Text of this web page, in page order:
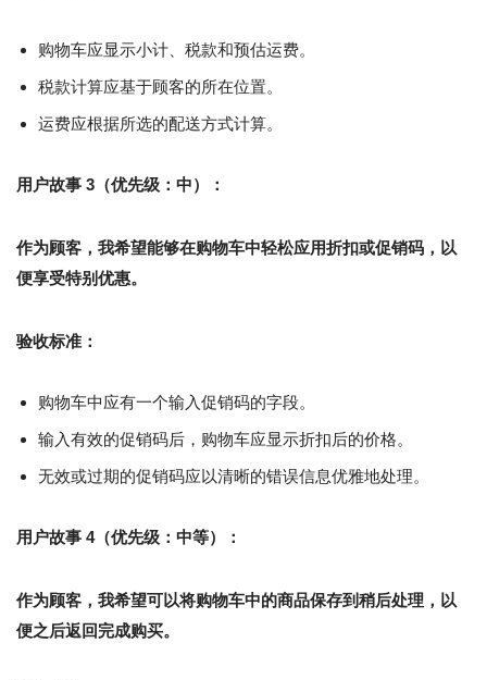
购物车应显示小计、税款和预估运费。
税款计算应基于顾客的所在位置。
运费应根据所选的配送方式计算。
用户故事 3（优先级：中）：
作为顾客，我希望能够在购物车中轻松应用折扣或促销码，以
便享受特别优惠。
验收标准：
购物车中应有一个输入促销码的字段。
输入有效的促销码后，购物车应显示折扣后的价格。
无效或过期的促销码应以清晰的错误信息优雅地处理。
用户故事 4（优先级：中等）：
作为顾客，我希望可以将购物车中的商品保存到稍后处理，以
便之后返回完成购买。